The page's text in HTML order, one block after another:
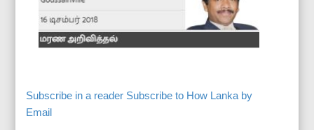
Subscribe in a reader Subscribe to How Lanka by
Email